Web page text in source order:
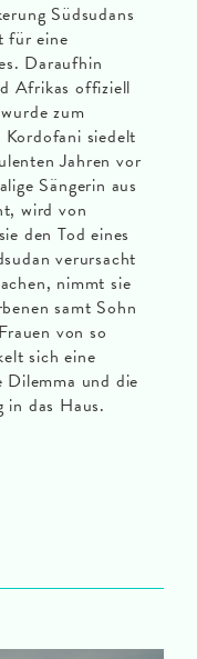
Südsudans
für eine
Daraufhin
Afrikas offiziell
zum
siedelt
Jahren vor
Sängerin aus
wird von
den Tod eines
verursacht
nimmt sie
samt Sohn
von so
sich eine
Dilemma und die
in das Haus.